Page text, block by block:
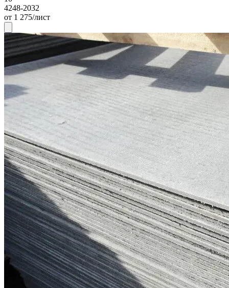
4248-2032
от 1 275/лист